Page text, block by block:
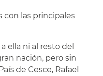
con las principales
ella ni al resto del
nación, pero sin
de Cesce, Rafael